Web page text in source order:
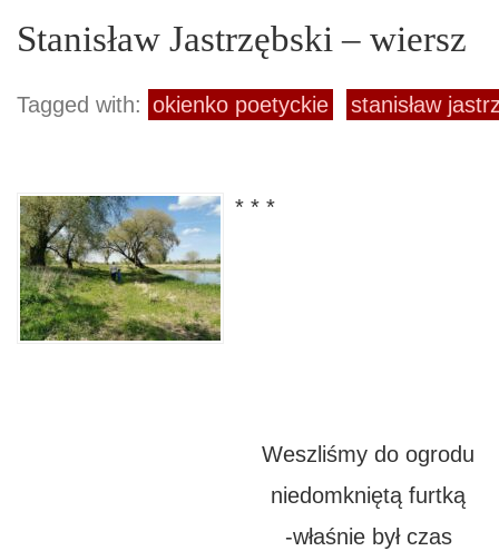
Stanisław Jastrzębski – wiersz
Tagged with: okienko poetyckie stanisław
* * *
Weszliśmy do ogrodu
niedomkniętą furtką
-właśnie był czas